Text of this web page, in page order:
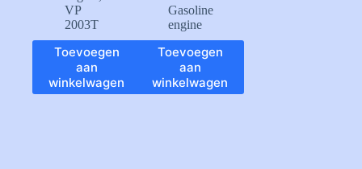
VP
2003T
Toevoegen
aan
winkelwagen
Gasoline
engine
Toevoegen
aan
winkelwagen